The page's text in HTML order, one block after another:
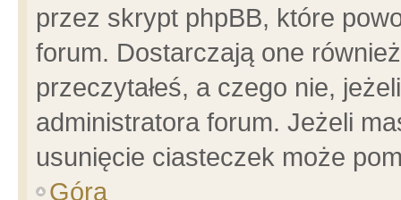
przez skrypt phpBB, które
forum. Dostarczają one
przeczytałeś, a czego nie,
administratora forum. Jeżeli
usunięcie ciasteczek może
Góra